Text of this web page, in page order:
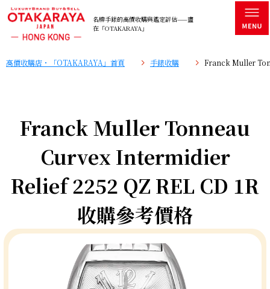
名牌手錶的高價收購與鑑定評估——盡
在「OTAKARAYA」
高價收購店・「OTAKARAYA」首頁 手錶收購 Franck Muller
Franck Muller Tonneau
Curvex Intermidier
Relief 2252 QZ REL CD 1R
收購參考價格